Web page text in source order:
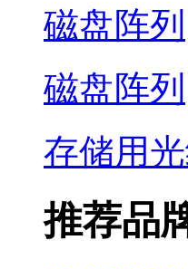
磁盘阵列
磁盘阵列
存储用
推荐品